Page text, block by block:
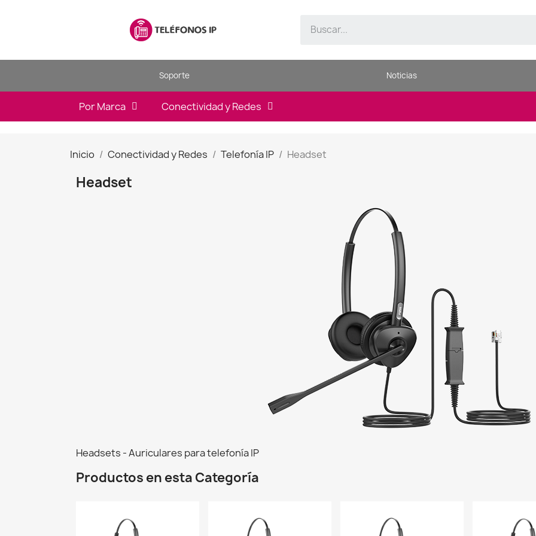
Soporte Noticias
Por Marca Conectividad y Redes
Inicio Conectividad y Redes Telefonía IP Headset
Headset
Headsets - Auriculares para telefonía IP
Productos en esta Categoría